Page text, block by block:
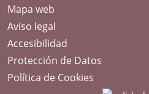
Mapa web
Aviso legal
Accesibilidad
Protección de Datos
Política de Cookies